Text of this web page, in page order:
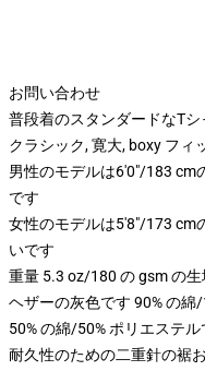
お問い合わせ
普段着のスタンダードなTシ
クラシック, 寛大, boxy フィ
男性のモデルは6'0"/183 cm
です
女性のモデルは5'8"/173 cm
いです
重量 5.3 oz/180 の gsm の生
ヘザーの灰色です 90% の
50% の綿/50% ポリエステル
耐久性のための二重針の裾